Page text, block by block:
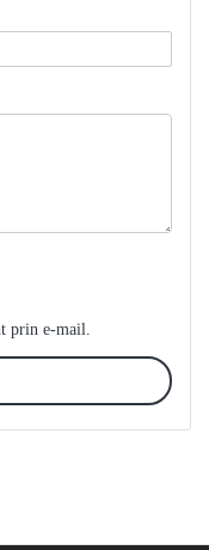
prin e-mail.